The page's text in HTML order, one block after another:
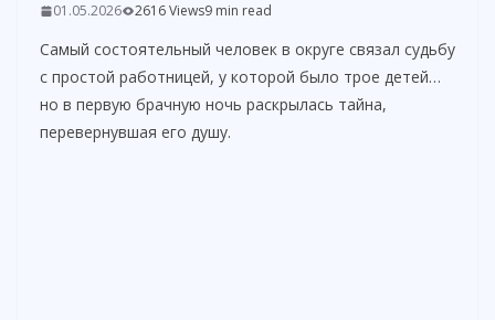
01.05.2026 2616 Views9 min read
Самый состоятельный человек в округе связал судьбу
с простой работницей, у которой было трое детей…
но в первую брачную ночь раскрылась тайна,
перевернувшая его душу.